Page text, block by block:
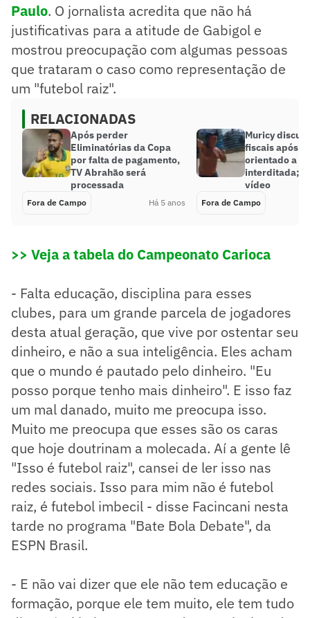
Paulo. O jornalista acredita que não há
justificativas para a atitude de Gabigol e
mostrou preocupação com algumas pessoas
que trataram o caso como representação de
um "futebol raiz".
RELACIONADAS
Após perder
Eliminatórias da Copa
por falta de pagamento,
TV Abrahão será
processada
Fora de Campo Há 5 anos
Muricy
fiscais após
orientado a
interditada;
vídeo
Fora de Campo
>> Veja a tabela do Campeonato Carioca
- Falta educação, disciplina para esses
clubes, para um grande parcela de jogadores
desta atual geração, que vive por ostentar seu
dinheiro, e não a sua inteligência. Eles acham
que o mundo é pautado pelo dinheiro. "Eu
posso porque tenho mais dinheiro". E isso faz
um mal danado, muito me preocupa isso.
Muito me preocupa que esses são os caras
que hoje doutrinam a molecada. Aí a gente lê
"Isso é futebol raiz", cansei de ler isso nas
redes sociais. Isso para mim não é futebol
raiz, é futebol imbecil - disse Facincani nesta
tarde no programa "Bate Bola Debate", da
ESPN Brasil.
- E não vai dizer que ele não tem educação e
formação, porque ele tem muito, ele tem tudo